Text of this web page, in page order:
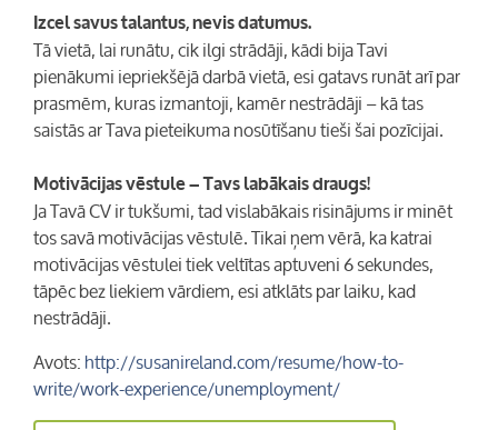
Izcel savus talantus, nevis datumus.
Tā vietā, lai runātu, cik ilgi strādāji, kādi bija Tavi
pienākumi iepriekšējā darbā vietā, esi gatavs runāt arī par
prasmēm, kuras izmantoji, kamēr nestrādāji – kā tas
saistās ar Tava pieteikuma nosūtīšanu tieši šai pozīcijai.
Motivācijas vēstule – Tavs labākais draugs!
Ja Tavā CV ir tukšumi, tad vislabākais risinājums ir minēt
tos savā motivācijas vēstulē. Tikai ņem vērā, ka katrai
motivācijas vēstulei tiek veltītas aptuveni 6 sekundes,
tāpēc bez liekiem vārdiem, esi atklāts par laiku, kad
nestrādāji.
Avots:http://susanireland.com/resume/how-to-
write/work-experience/unemployment/